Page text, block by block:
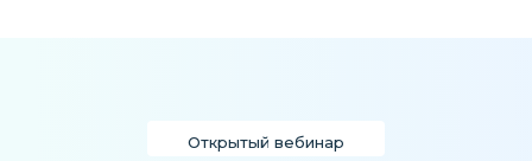
Открытый вебинар